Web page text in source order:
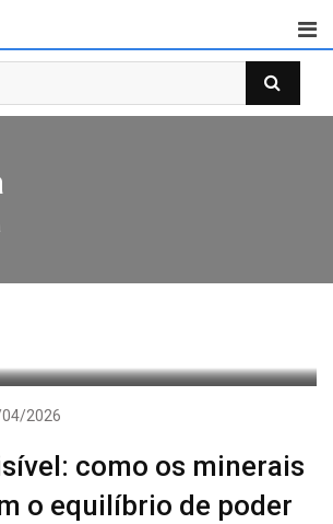
2026
como os minerais
o equilíbrio de poder